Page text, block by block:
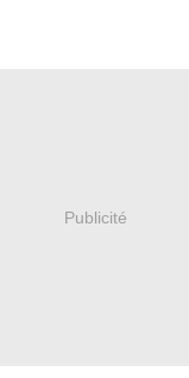
Publicité